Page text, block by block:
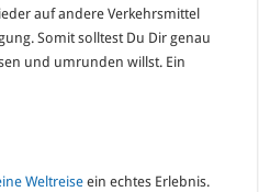
auf andere Verkehrsmittel
Somit solltest Du Dir genau
und umrunden willst. Ein
Weltreise ein echtes Erlebnis.